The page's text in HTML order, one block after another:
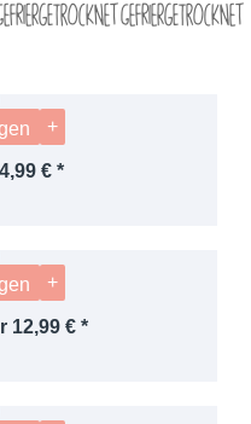
gefriergetrocknet
€ *
+
12,99 € *
+